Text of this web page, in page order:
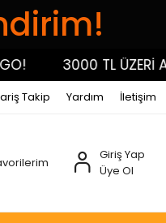
3000 TL ÜZERİ
Takip Yardım İletişim
Giriş Yap
Üye Ol